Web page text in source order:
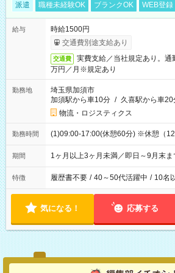
派遣 職種未経験OK ブランクOK WEB登
給与
時給1500円
交通費別途支給あり
交通費
実費支給／当社規定あり。
万円／月※規定あり
勤務地
埼玉県加須市
加須駅から車10分 / 久喜駅から車20
物流・ロジスティクス
勤務時間 (1)09:00-17:00(休憩60分) ※休憩（
期間 1ヶ月以上3ヶ月未満／即日～9月末ま
特徴 履歴書不要 / 40～50代活躍中 / 10名
気になる！ 応募する